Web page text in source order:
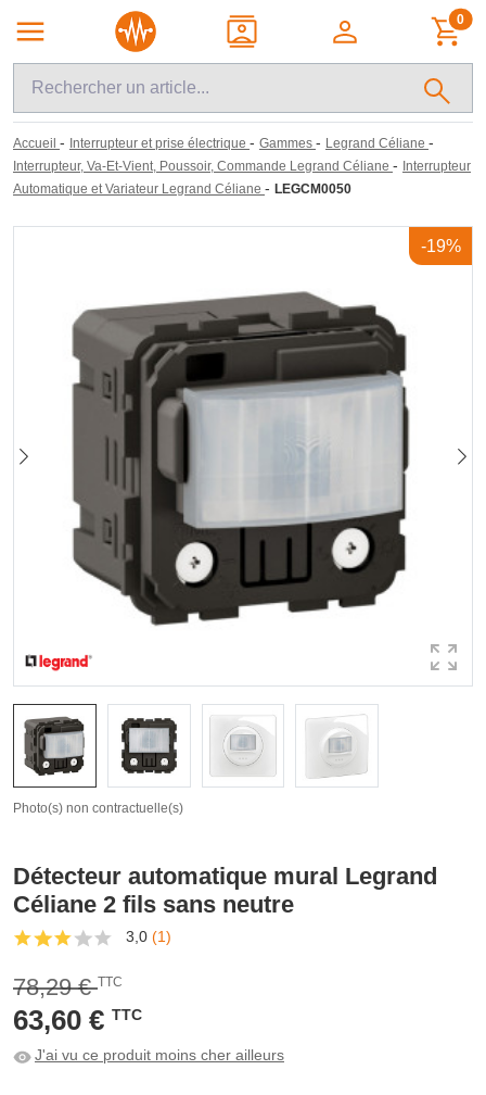
0
Accueil - Interrupteur et prise électrique - Gammes - Legrand Céliane -
Interrupteur, Va-Et-Vient, Poussoir, Commande Legrand Céliane - Interrupteur
Automatique et Variateur Legrand Céliane - LEGCM0050
-19%
Photo(s) non contractuelle(s)
Détecteur automatique mural Legrand
Céliane 2 fils sans neutre
3,0 (1)
78,29 €TTC
63,60 € TTC
J'ai vu ce produit moins cher ailleurs